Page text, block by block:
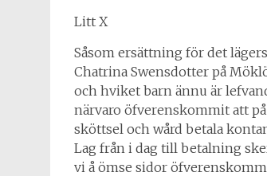
Litt X
Såsom ersättning för det
Chatrina Swensdotter på
och hviket barn ännu är
närvaro öfverenskommit att
sköttsel och wård betala
Lag från i dag till betalning
vi å ömse sidor